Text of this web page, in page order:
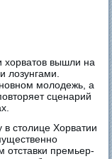
хорватов вышли на
лозунгами.
молодежь, а
сценарий
столице Хорватии
премьер-